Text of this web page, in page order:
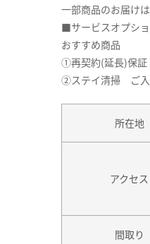
一部商品のお届け
■サービスオプシ
おすすめ商品
①再契約(延長)保
②ステイ清掃 ご入
所在地
アクセス
間取り